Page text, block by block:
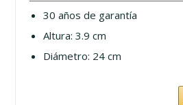
30 años de garantía
Altura: 3.9 cm
Diámetro: 24 cm